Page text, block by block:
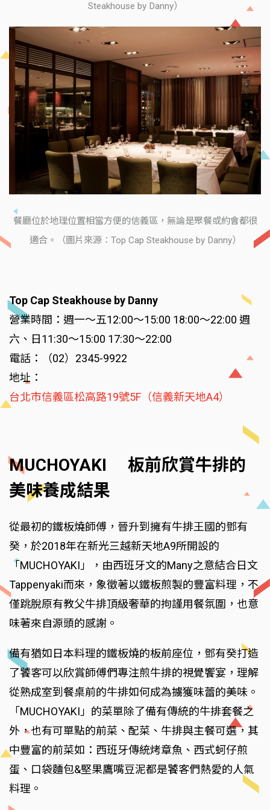
Steakhouse by Danny）
餐廳位於地理位置相當方便的信義區，無論是聚餐或約會都很
適合。（圖片來源：Top Cap Steakhouse by Danny）
Top Cap Steakhouse by Danny
營業時間：週一～五12:00～15:00 18:00～22:00 週
六、日11:30～15:00 17:30～22:00
電話：（02）2345-9922
地址：
台北市信義區松高路19號5F（信義新天地A4）
MUCHOYAKI 板前欣賞牛排的
美味養成結果
從最初的鐵板燒師傅，晉升到擁有牛排王國的鄧有
癸，於2018年在新光三越新天地A9所開設的
「MUCHOYAKI」，由西班牙文的Many之意結合日文
Tappenyaki而來，象徵著以鐵板煎製的豐富料理，不
僅跳脫原有教父牛排頂級奢華的拘謹用餐氛圍，也意
味著來自源頭的感謝。
備有猶如日本料理的鐵板燒的板前座位，鄧有癸打造
了饕客可以欣賞師傅們專注煎牛排的視覺饗宴，理解
從熟成室到餐桌前的牛排如何成為擄獲味蕾的美味。
「MUCHOYAKI」的菜單除了備有傳統的牛排套餐之
外，也有可單點的前菜、配菜、牛排與主餐可選，其
中豐富的前菜如：西班牙傳統烤章魚、西式蚵仔煎
蛋、口袋麵包&堅果鷹嘴豆泥都是饕客們熱愛的人氣
料理。